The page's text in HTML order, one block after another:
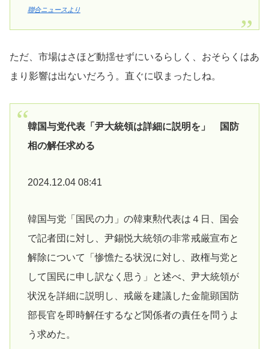
聯合ニュースより
ただ、市場はさほど動揺せずにいるらしく、おそらくはあ
まり影響は出ないだろう。直ぐに収まったしね。
韓国与党代表「尹大統領は詳細に説明を」 国防
相の解任求める
2024.12.04 08:41
韓国与党「国民の力」の韓東勲代表は４日、国会
で記者団に対し、尹錫悦大統領の非常戒厳宣布と
解除について「惨憺たる状況に対し、政権与党と
して国民に申し訳なく思う」と述べ、尹大統領が
状況を詳細に説明し、戒厳を建議した金龍顕国防
部長官を即時解任するなど関係者の責任を問うよ
う求めた。